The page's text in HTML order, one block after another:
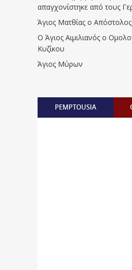
απαγχονίστηκε από τους
Άγιος Ματθίας ο Απόστολος
Ο Άγιος Αιμιλιανός ο
Κυζίκου
Άγιος Μύρων
PEMPTOUSIA